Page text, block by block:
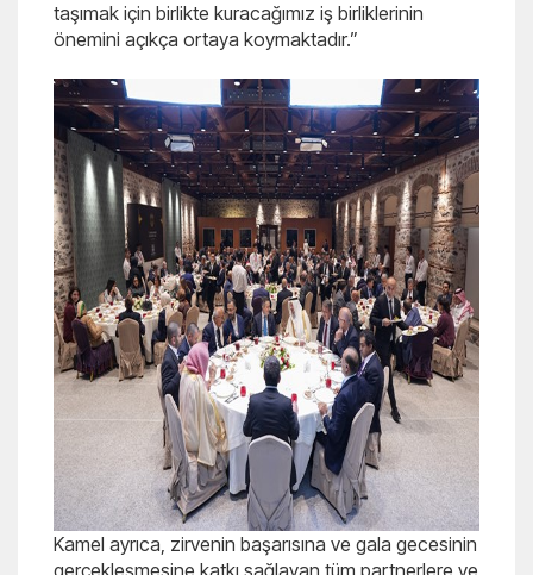
taşımak için birlikte kuracağımız iş birliklerinin
önemini açıkça ortaya koymaktadır.”
Kamel ayrıca, zirvenin başarısına ve gala gecesinin
gerçekleşmesine katkı sağlayan tüm partnerlere ve